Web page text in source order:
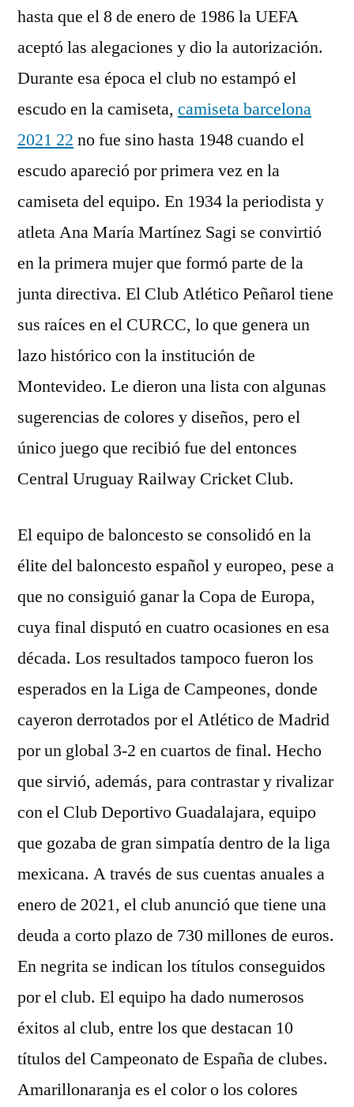
hasta que el 8 de enero de 1986 la UEFA
aceptó las alegaciones y dio la autorización.
Durante esa época el club no estampó el
escudo en la camiseta, camiseta barcelona
2021 22 no fue sino hasta 1948 cuando el
escudo apareció por primera vez en la
camiseta del equipo. En 1934 la periodista y
atleta Ana María Martínez Sagi se convirtió
en la primera mujer que formó parte de la
junta directiva. El Club Atlético Peñarol tiene
sus raíces en el CURCC, lo que genera un
lazo histórico con la institución de
Montevideo. Le dieron una lista con algunas
sugerencias de colores y diseños, pero el
único juego que recibió fue del entonces
Central Uruguay Railway Cricket Club.
El equipo de baloncesto se consolidó en la
élite del baloncesto español y europeo, pese a
que no consiguió ganar la Copa de Europa,
cuya final disputó en cuatro ocasiones en esa
década. Los resultados tampoco fueron los
esperados en la Liga de Campeones, donde
cayeron derrotados por el Atlético de Madrid
por un global 3-2 en cuartos de final. Hecho
que sirvió, además, para contrastar y rivalizar
con el Club Deportivo Guadalajara, equipo
que gozaba de gran simpatía dentro de la liga
mexicana. A través de sus cuentas anuales a
enero de 2021, el club anunció que tiene una
deuda a corto plazo de 730 millones de euros.
En negrita se indican los títulos conseguidos
por el club. El equipo ha dado numerosos
éxitos al club, entre los que destacan 10
títulos del Campeonato de España de clubes.
Amarillonaranja es el color o los colores